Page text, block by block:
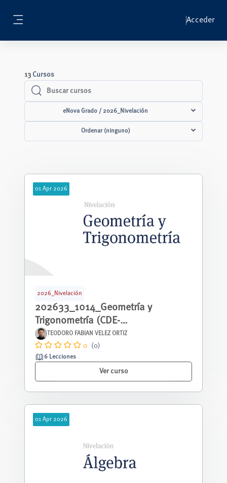
Acceder
13 Cursos
Buscar cursos
Buscar cursos
eNova Grado / 2026_Nivelación
Ordenar (ninguno)
01 Apr 2026
2026_Nivelación
202633_1014_Geometría y
Trigonometría (CDE-
G1)_NIVE_00092
TEODORO FABIAN VELEZ ORTIZ
0 (0)
6 Lecciones
Ver curso
01 Apr 2026